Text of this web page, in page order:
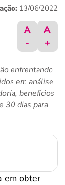
13/06/2022
A
-
A
+
enfrentando
em análise
benefícios
30 dias para
em obter